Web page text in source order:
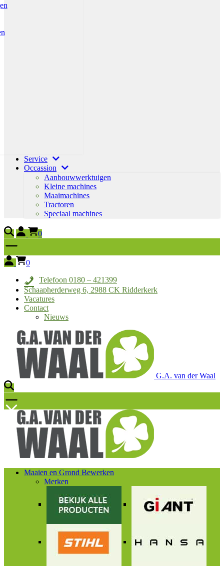
Service
Occassion
Aanbouwwerktuigen
Kleine machines
Maaimachines
Tractoren
Speciaal machines
0
0
Telefoon 0180 – 421399
Schaapherderweg 6, 2988 CK Ridderkerk
Vacatures
Contact
Nieuws
G.A. van der Waal
Maaien en Grond Bewerken
Merken